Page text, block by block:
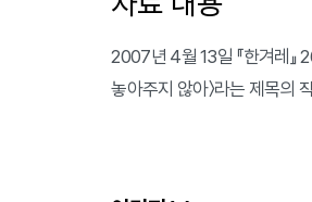
2007년 4월 13일 『한겨레』
놓아주지 않아〉라는 제목의